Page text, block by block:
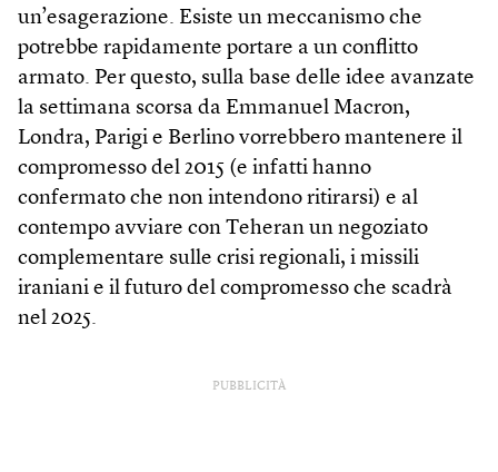
un’esagerazione. Esiste un meccanismo che
potrebbe rapidamente portare a un conflitto
armato. Per questo, sulla base delle idee avanzate
la settimana scorsa da Emmanuel Macron,
Londra, Parigi e Berlino vorrebbero mantenere il
compromesso del 2015 (e infatti hanno
confermato che non intendono ritirarsi) e al
contempo avviare con Teheran un negoziato
complementare sulle crisi regionali, i missili
iraniani e il futuro del compromesso che scadrà
nel 2025.
PUBBLICITÀ